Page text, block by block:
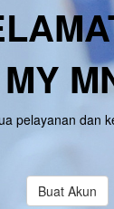
pelayanan dan
Buat Akun